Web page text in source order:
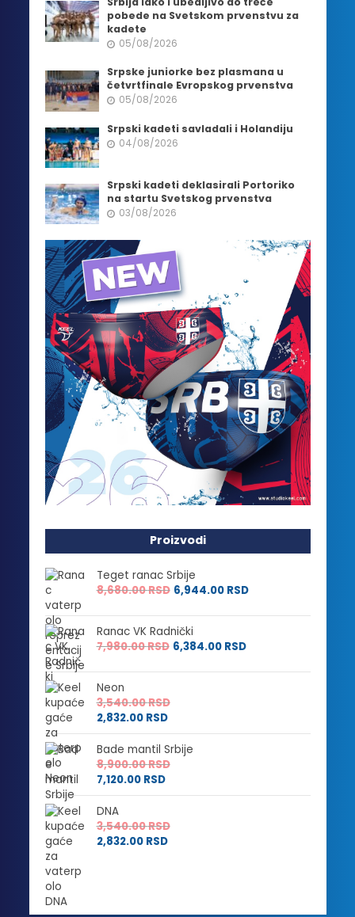
pobede na Svetskom prvenstvu za
kadete
05/08/2026
Srpske juniorke bez plasmana u
četvrtfinale Evropskog prvenstva
05/08/2026
Srpski kadeti savladali i Holandiju
04/08/2026
Srpski kadeti deklasirali Portoriko
na startu Svetskog prvenstva
03/08/2026
Proizvodi
Teget ranac Srbije
8,680.00RSD 6,944.00 RSD
Ranac VK Radnički
7,980.00RSD 6,384.00 RSD
Neon
3,540.00RSD
2,832.00 RSD
Bade mantil Srbije
8,900.00RSD
7,120.00 RSD
DNA
3,540.00RSD
2,832.00 RSD